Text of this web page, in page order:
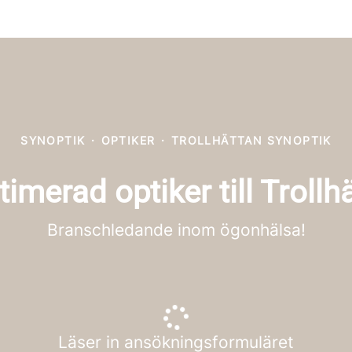
SYNOPTIK · OPTIKER · TROLLHÄTTAN SYNOPTIK
optiker till
Branschledande inom ögonhälsa!
Läser in ansökningsformuläret